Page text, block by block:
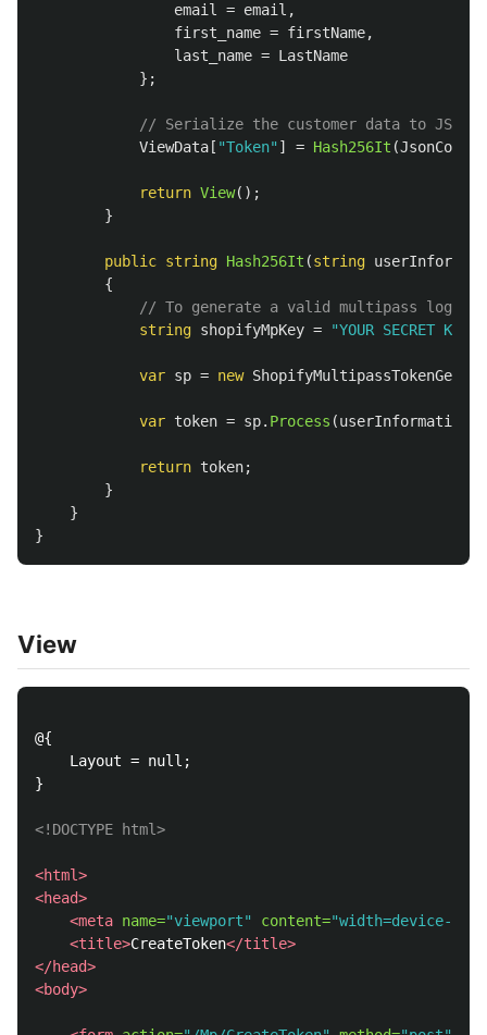
email
= email ,
first_name = firstName,
last_name = LastName
};
// Serialize the customer data to JSON
ViewData [ "Token" ] = Hash256It (
return View();
}
public string Hash256It (string
{
// To generate a valid multipass login
string shopifyMpKey = "YOUR SECRET KEY
var sp = new
var token = sp. Process (
return token;
}
}
}
View
@{
    Layout = null;
}
<!DOCTYPE html>
<html>
<head>
<meta name="viewport" content="width=device-
<title>CreateToken</title>
</head>
<body>